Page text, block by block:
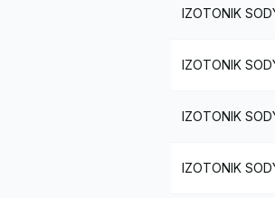
IZOTONIK
IZOTONIK
IZOTONIK
IZOTONIK